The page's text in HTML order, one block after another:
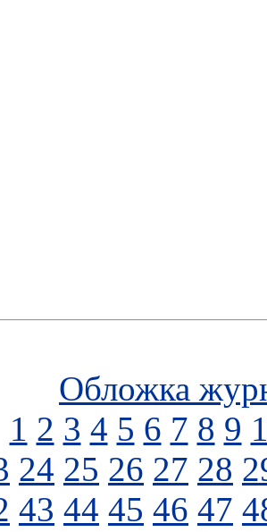
Обложка
1 2 3 4 5 6 7 8 9
24 25 26 27 28
43 44 45 46 47